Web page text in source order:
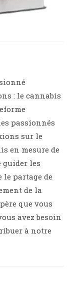
: le cannabis
passionnés
sur le
en mesure de
guider les
partage de
de la
que vous
avez besoin
à notre